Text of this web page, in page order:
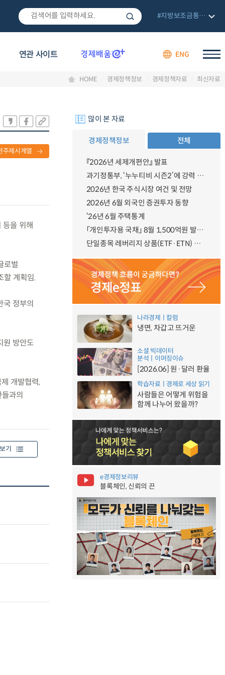
연관 사이트 ENG
#지방보조금통합관리망
HOME 경제정책정보 경제정책자료 최신자료
주제시계열
을 위해
로벌
할 계획임.
정부의
원 방안도
개발협력,
과의
기
많이 본 자료
경제정책정보 전체
『2026년 세제개편안』 발표
과기정통부, ‘누누티비 시즌2’에 강력 대응 의지 밝혀
2026년 한국 주식시장 여건 및 전망
2026년 6월 외국인 증권투자 동향
‘26년 6월 주택통계
「개인투자용 국채」 8월 1,500억원 발행 예정
단일종목 레버리지 상품(ETF·ETN) 기본예탁금 강화 조기시행 방안 안내
나라경제ㅣ칼럼
냉면, 차갑고 뜨거운
소셜 빅데이터
분석ㅣ이머징이슈
[2026.06] 원·달러 환율
학습자료ㅣ경제로 세상 읽기
사람들은 어떻게 위험을
함께 나누어 왔을까?
e경제정보리뷰
블록체인, 신뢰의 끈